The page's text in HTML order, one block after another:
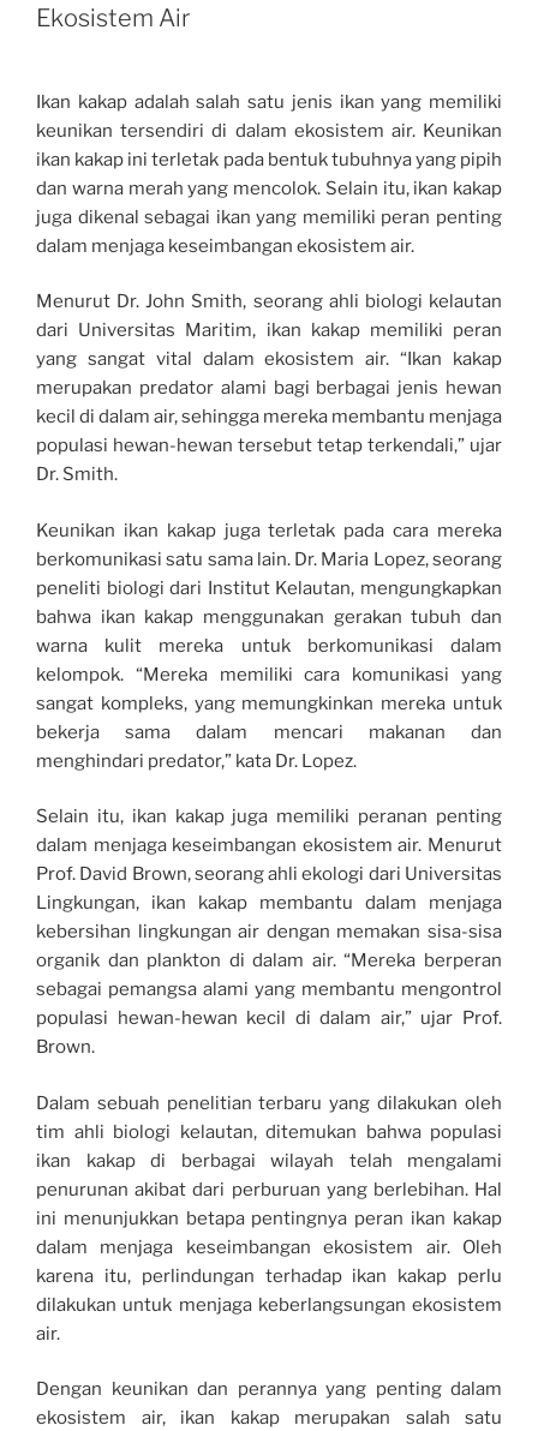
Ekosistem Air
Ikan kakap adalah salah satu jenis ikan yang memiliki
keunikan tersendiri di dalam ekosistem air. Keunikan
ikan kakap ini terletak pada bentuk tubuhnya yang pipih
dan warna merah yang mencolok. Selain itu, ikan kakap
juga dikenal sebagai ikan yang memiliki peran penting
dalam menjaga keseimbangan ekosistem air.
Menurut Dr. John Smith, seorang ahli biologi kelautan
dari Universitas Maritim, ikan kakap memiliki peran
yang sangat vital dalam ekosistem air. “Ikan kakap
merupakan predator alami bagi berbagai jenis hewan
kecil di dalam air, sehingga mereka membantu menjaga
populasi hewan-hewan tersebut tetap terkendali,” ujar
Dr. Smith.
Keunikan ikan kakap juga terletak pada cara mereka
berkomunikasi satu sama lain. Dr. Maria Lopez, seorang
peneliti biologi dari Institut Kelautan, mengungkapkan
bahwa ikan kakap menggunakan gerakan tubuh dan
warna kulit mereka untuk berkomunikasi dalam
kelompok. “Mereka memiliki cara komunikasi yang
sangat kompleks, yang memungkinkan mereka untuk
bekerja sama dalam mencari makanan dan
menghindari predator,” kata Dr. Lopez.
Selain itu, ikan kakap juga memiliki peranan penting
dalam menjaga keseimbangan ekosistem air. Menurut
Prof. David Brown, seorang ahli ekologi dari Universitas
Lingkungan, ikan kakap membantu dalam menjaga
kebersihan lingkungan air dengan memakan sisa-sisa
organik dan plankton di dalam air. “Mereka berperan
sebagai pemangsa alami yang membantu mengontrol
populasi hewan-hewan kecil di dalam air,” ujar Prof.
Brown.
Dalam sebuah penelitian terbaru yang dilakukan oleh
tim ahli biologi kelautan, ditemukan bahwa populasi
ikan kakap di berbagai wilayah telah mengalami
penurunan akibat dari perburuan yang berlebihan. Hal
ini menunjukkan betapa pentingnya peran ikan kakap
dalam menjaga keseimbangan ekosistem air. Oleh
karena itu, perlindungan terhadap ikan kakap perlu
dilakukan untuk menjaga keberlangsungan ekosistem
air.
Dengan keunikan dan perannya yang penting dalam
ekosistem air, ikan kakap merupakan salah satu